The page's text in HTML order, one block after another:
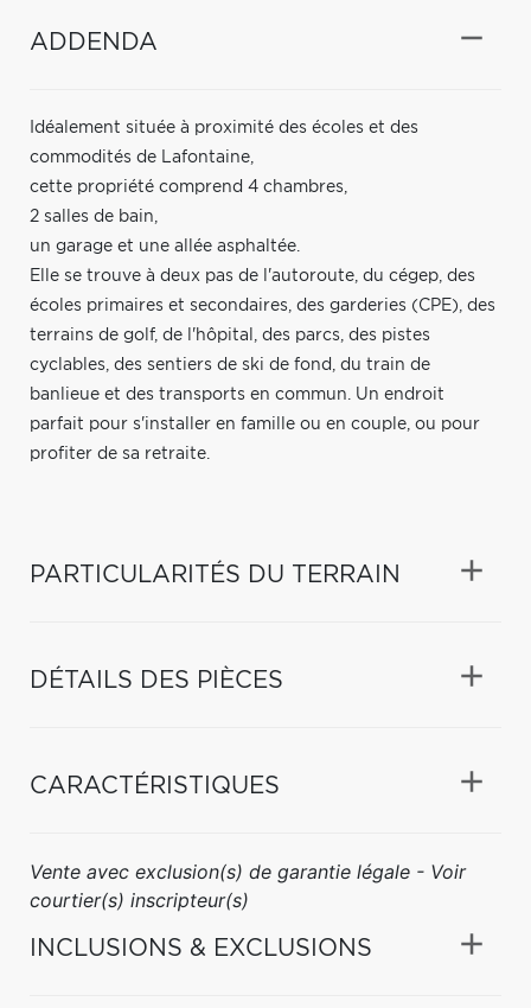
ADDENDA
Idéalement située à proximité des écoles et des
commodités de Lafontaine,
cette propriété comprend 4 chambres,
2 salles de bain,
un garage et une allée asphaltée.
Elle se trouve à deux pas de l'autoroute, du cégep, des
écoles primaires et secondaires, des garderies (CPE), des
terrains de golf, de l'hôpital, des parcs, des pistes
cyclables, des sentiers de ski de fond, du train de
banlieue et des transports en commun. Un endroit
parfait pour s'installer en famille ou en couple, ou pour
profiter de sa retraite.
PARTICULARITÉS DU TERRAIN
DÉTAILS DES PIÈCES
CARACTÉRISTIQUES
Vente avec exclusion(s) de garantie légale - Voir
courtier(s) inscripteur(s)
INCLUSIONS & EXCLUSIONS